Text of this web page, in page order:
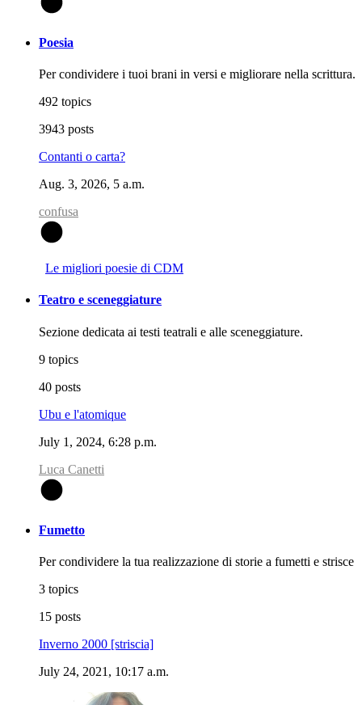
Poesia
Per condividere i tuoi brani in versi e migliorare nella scrittura.
492 topics
3943 posts
Contanti o carta?
Aug. 3, 2026, 5 a.m.
confusa
Le migliori poesie di CDM
Teatro e sceneggiature
Sezione dedicata ai testi teatrali e alle sceneggiature.
9 topics
40 posts
Ubu e l'atomique
July 1, 2024, 6:28 p.m.
Luca Canetti
Fumetto
Per condividere la tua realizzazione di storie a fumetti e strisce
3 topics
15 posts
Inverno 2000 [striscia]
July 24, 2021, 10:17 a.m.